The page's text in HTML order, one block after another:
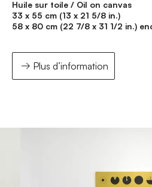
Huile sur toile / Oil on canvas
33 x 55 cm (13 x 21 5/8 in.)
58 x 80 cm (22 7/8 x 31 1/2 in.)
Plus d’information